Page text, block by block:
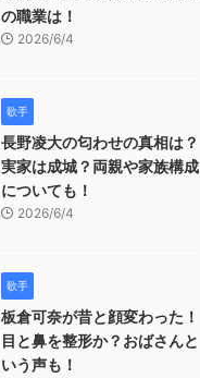
の職業は！
2026/6/4
歌手
長野凌大の匂わせの真相は？
実家は成城？両親や家族構成
についても！
2026/6/4
歌手
板倉可奈が昔と顔変わった！
目と鼻を整形か？おばさんと
いう声も！